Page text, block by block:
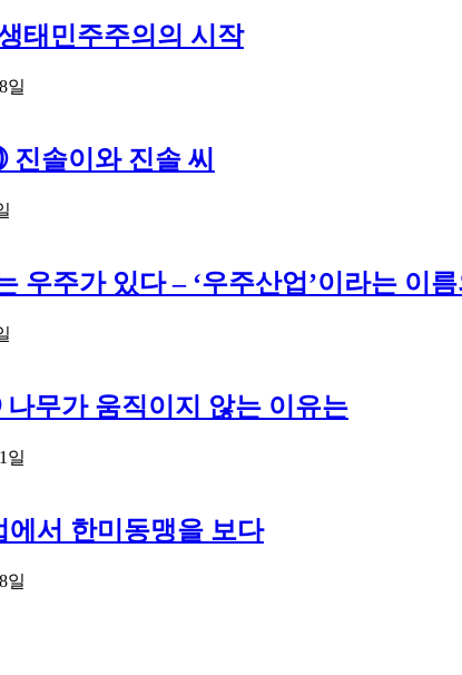
태민주주의의 시작
일
솔이와 진솔 씨
우주가 있다 – ‘우주산업’이라는 이
무가 움직이지 않는 이유는
일
에서 한미동맹을 보다
일